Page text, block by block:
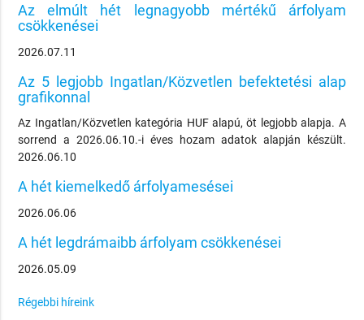
Az elmúlt hét legnagyobb mértékű árfolyam
csökkenései
2026.07.11
Az 5 legjobb Ingatlan/Közvetlen befektetési alap
grafikonnal
Az Ingatlan/Közvetlen kategória HUF alapú, öt legjobb alapja. A
sorrend a 2026.06.10.-i éves hozam adatok alapján készült.
2026.06.10
A hét kiemelkedő árfolyamesései
2026.06.06
A hét legdrámaibb árfolyam csökkenései
2026.05.09
Régebbi híreink